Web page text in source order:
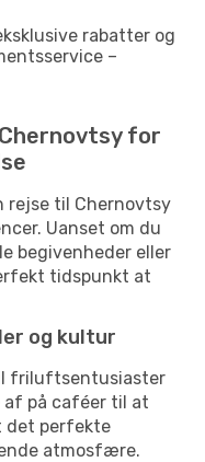
rabatter og
–
for
rejse til Chernovtsy
Uanset om du
begivenheder eller
tidspunkt at
og kultur
friluftsentusiaster
af på caféer til at
det perfekte
atmosfære.